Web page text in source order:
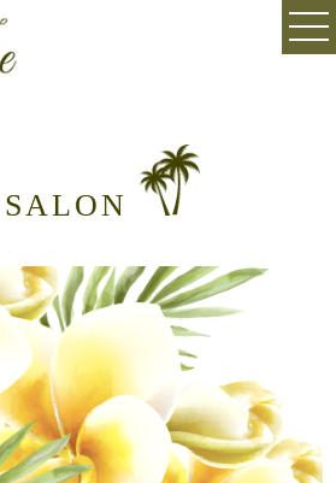
SALON